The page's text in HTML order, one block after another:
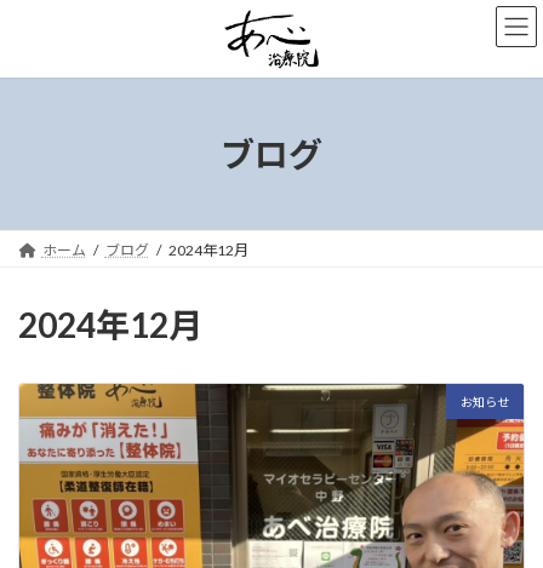
ン
プ
ー
動
ブログ
ホーム ブログ 2024年12月
2024年12月
お知らせ